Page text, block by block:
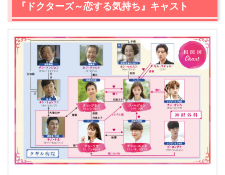
1.3 イ・ソンギョン / 役:チン・ソウ
1.4ユン・ギュンサン / 役:チョン・ユンド
2.【ネタバレ】『ドクターズ～恋する気持ち』あらすじ・
2.1 演技派俳優の共演
2.2恋愛ドラマですが医療ドラマでもあります
2.3運命の恋
『ドクターズ～恋する気持ち』まとめ
『ドクターズ～恋する気持ち』キャスト